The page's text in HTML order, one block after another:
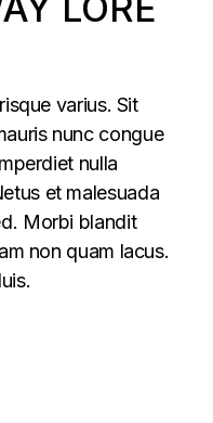
varius. Sit
nunc congue
nulla
et malesuada
Morbi blandit
non quam lacus.